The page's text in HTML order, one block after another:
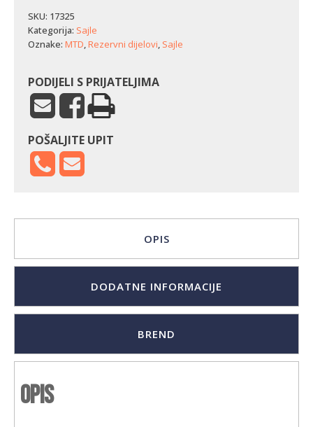
MTD
-
traktorska
SKU: 17325
Kategorija: Sajle
Oznake: MTD,Rezervni dijelovi, Sajle
PODIJELI S PRIJATELJIMA
POŠALJITE UPIT
OPIS
DODATNE INFORMACIJE
BREND
Opis